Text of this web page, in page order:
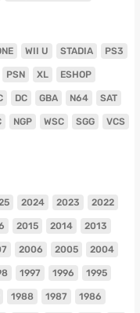
WII U STADIA PS3
PSN XL ESHOP
DC GBA N64 SAT
NGP WSC SGG VCS
2024 2023 2022
2015 2014 2013
2006 2005 2004
1997 1996 1995
1988 1987 1986